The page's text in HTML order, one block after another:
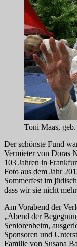
Toni Maas,
Der schönste Fund
Vermieter von Doras
103 Jahren in
Foto aus dem Jahr
Sommerfest im
dass wir sie nicht
Am Vorabend der
„Abend der
Seniorenheim,
Sponsoren und
Familie von Susana